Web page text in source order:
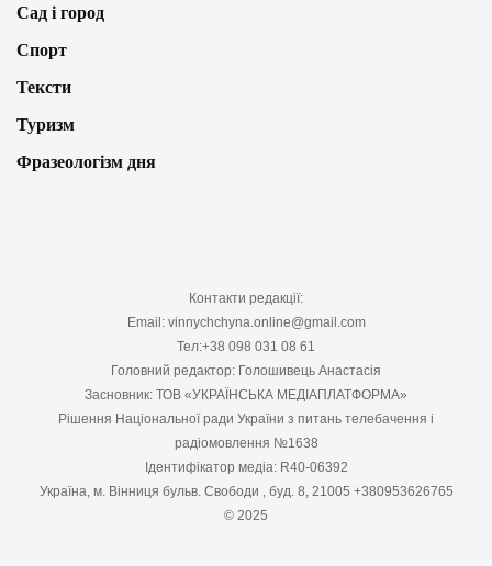
Сад і город
Спорт
Тексти
Туризм
Фразеологізм дня
Контакти редакції:
Email: vinnychchyna.online@gmail.com
Тел:+38 098 031 08 61
Головний редактор: Голошивець Анастасія
Засновник: ТОВ «УКРАЇНСЬКА МЕДІАПЛАТФОРМА»
Рішення Національної ради України з питань телебачення і
радіомовлення №1638
Ідентифікатор медіа: R40-06392
Україна, м. Вінниця бульв. Свободи , буд. 8, 21005 +380953626765
© 2025